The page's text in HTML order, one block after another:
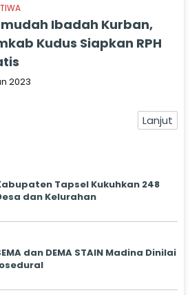
Ibadah Kurban,
Kudus Siapkan RPH
2023
Lanjut
Tapsel Kukuhkan 248
dan Kelurahan
dan DEMA STAIN Madina Dinilai